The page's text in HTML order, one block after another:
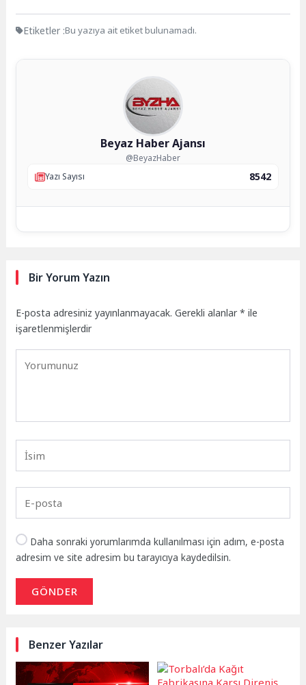
Etiketler :Bu yazıya ait etiket bulunamadı.
Beyaz Haber Ajansı
@BeyazHaber
Yazı Sayısı
8542
Bir Yorum Yazın
E-posta adresiniz yayınlanmayacak. Gerekli alanlar* ile
işaretlenmişlerdir
Daha sonraki yorumlarımda kullanılması için adım, e-posta
adresim ve site adresim bu tarayıcıya kaydedilsin.
GÖNDER
Benzer Yazılar